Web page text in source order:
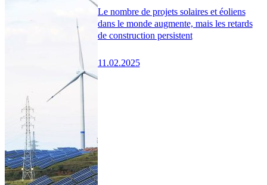
Le nombre de projets solaires et éoliens
dans le monde augmente, mais les retards
de construction persistent
11.02.2025